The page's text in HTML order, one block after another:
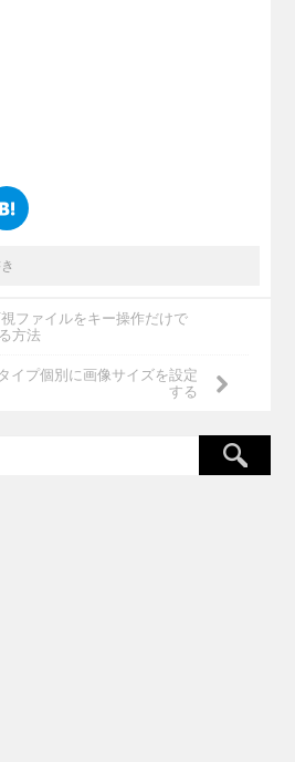
ファイルをキー操作だけで
方法
イプ個別に画像サイズを設定
する